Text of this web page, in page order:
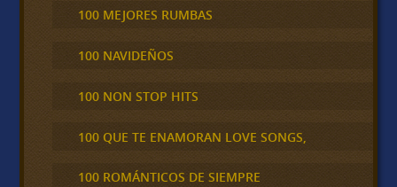
100 MEJORES RUMBAS
100 NAVIDEÑOS
100 NON STOP HITS
100 QUE TE ENAMORAN LOVE SONGS,
100 ROMÁNTICOS DE SIEMPRE